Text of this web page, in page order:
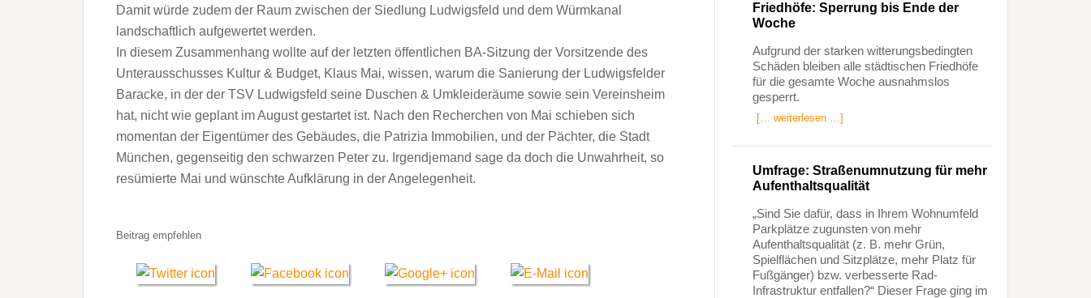
Damit würde zudem der Raum zwischen der Siedlung Ludwigsfeld und dem Würmkanal
landschaftlich aufgewertet werden.
In diesem Zusammenhang wollte auf der letzten öffentlichen BA-Sitzung der Vorsitzende des
Unterausschusses Kultur & Budget, Klaus Mai, wissen, warum die Sanierung der Ludwigsfelder
Baracke, in der der TSV Ludwigsfeld seine Duschen & Umkleideräume sowie sein Vereinsheim
hat, nicht wie geplant im August gestartet ist. Nach den Recherchen von Mai schieben sich
momentan der Eigentümer des Gebäudes, die Patrizia Immobilien, und der Pächter, die Stadt
München, gegenseitig den schwarzen Peter zu. Irgendjemand sage da doch die Unwahrheit, so
resümierte Mai und wünschte Aufklärung in der Angelegenheit.
Beitrag empfehlen
Friedhöfe: Sperrung bis Ende der
Woche
Aufgrund der starken witterungsbedingten
Schäden bleiben alle städtischen Friedhöfe
für die gesamte Woche ausnahmslos
gesperrt.
[… weiterlesen …]
Umfrage: Straßenumnutzung für mehr
Aufenthaltsqualität
„Sind Sie dafür, dass in Ihrem Wohnumfeld
Parkplätze zugunsten von mehr
Aufenthaltsqualität (z. B. mehr Grün,
Spielflächen und Sitzplätze, mehr Platz für
Fußgänger) bzw. verbesserte Rad-
Infrastruktur entfallen?“ Dieser Frage ging im